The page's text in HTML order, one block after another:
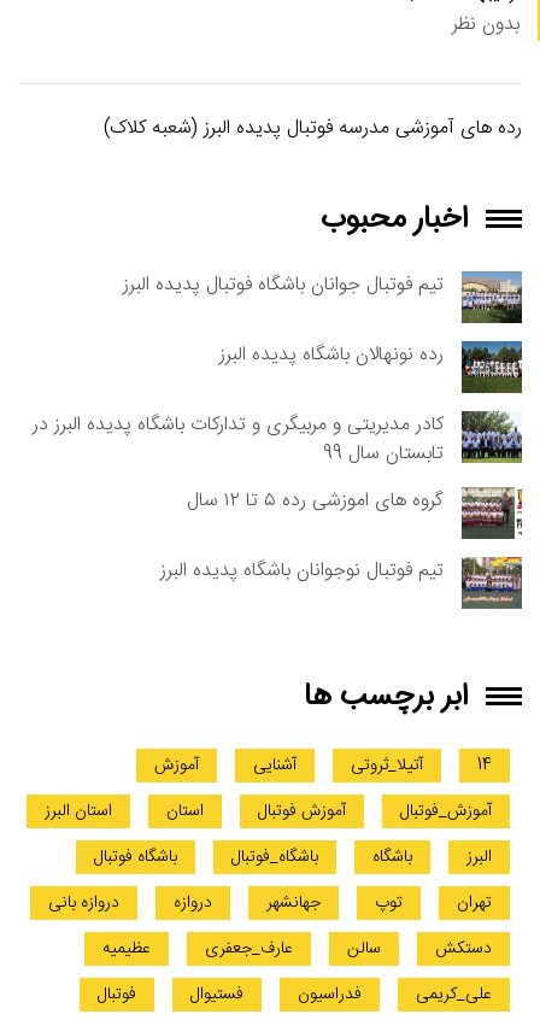
بدون نظر
رده های آموزشی مدرسه فوتبال پدیده البرز (شعبه کلاک)
اخبار محبوب
تیم فوتبال جوانان باشگاه فوتبال پدیده البرز
رده نونهالان باشگاه پدیده البرز
کادر مدیریتی و مربیگری و تدارکات باشگاه پدیده البرز در
تابستان سال 99
گروه های اموزشی رده ۵ تا ۱۲ سال
تیم فوتبال نوجوانان باشگاه پدیده البرز
ابر برچسب ها
14 آتیلا_ثروتی آشنایی
آموزش
آموزش_فوتبال
آموزش فوتبال استان
استان البرز
البرز
باشگاه باشگاه_فوتبال
باشگاه فوتبال
تهران
توپ جهانشهر دروازه
دروازه بانی
دستکش
سالن عارف_جعفری
عظیمیه
علی_کریمی
فدراسیون فستیوال
فوتبال